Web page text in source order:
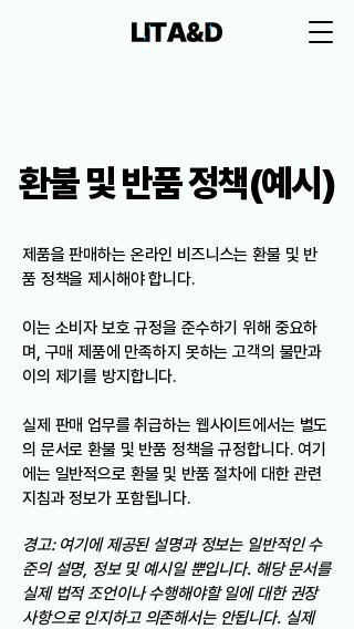
환불 및 반품 정책(예시)
제품을 판매하는 온라인 비즈니스는 환불 및 반
품 정책을 제시해야 합니다.
이는 소비자 보호 규정을 준수하기 위해 중요하
며, 구매 제품에 만족하지 못하는 고객의 불만과
이의 제기를 방지합니다.
실제 판매 업무를 취급하는 웹사이트에서는 별도
의 문서로 환불 및 반품 정책을 규정합니다. 여기
에는 일반적으로 환불 및 반품 절차에 대한 관련
지침과 정보가 포함됩니다.
경고: 여기에 제공된 설명과 정보는 일반적인 수
준의 설명, 정보 및 예시일 뿐입니다. 해당 문서를
실제 법적 조언이나 수행해야할 일에 대한 권장
사항으로 인지하고 의존해서는 안됩니다. 실제